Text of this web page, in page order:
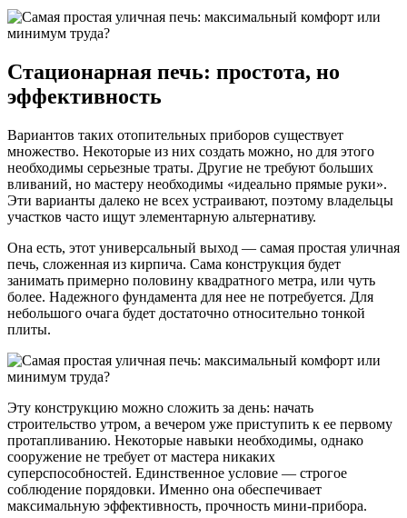
Стационарная печь: простота, но
эффективность
Вариантов таких отопительных приборов существует
множество. Некоторые из них создать можно, но для этого
необходимы серьезные траты. Другие не требуют больших
вливаний, но мастеру необходимы «идеально прямые руки».
Эти варианты далеко не всех устраивают, поэтому владельцы
участков часто ищут элементарную альтернативу.
Она есть, этот универсальный выход — самая простая уличная
печь, сложенная из кирпича. Сама конструкция будет
занимать примерно половину квадратного метра, или чуть
более. Надежного фундамента для нее не потребуется. Для
небольшого очага будет достаточно относительно тонкой
плиты.
Эту конструкцию можно сложить за день: начать
строительство утром, а вечером уже приступить к ее первому
протапливанию. Некоторые навыки необходимы, однако
сооружение не требует от мастера никаких
суперспособностей. Единственное условие — строгое
соблюдение порядовки. Именно она обеспечивает
максимальную эффективность, прочность мини-прибора.